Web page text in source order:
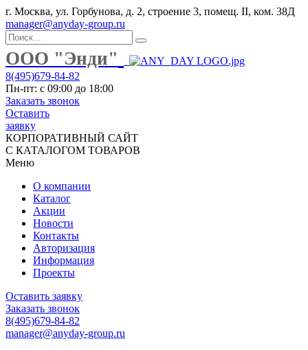
г. Москва, ул. Горбунова, д. 2, строение 3, помещ. II, ком. 38Д
manager@anyday-group.ru
ООО "Энди"
8(495)679-84-82
Пн-пт: с 09:00 до 18:00
Заказать звонок
Оставить
заявку
КОРПОРАТИВНЫЙ САЙТ
С КАТАЛОГОМ ТОВАРОВ
Меню
О компании
Каталог
Акции
Новости
Контакты
Авторизация
Информация
Проекты
Оставить заявку
Заказать звонок
8(495)679-84-82
manager@anyday-group.ru